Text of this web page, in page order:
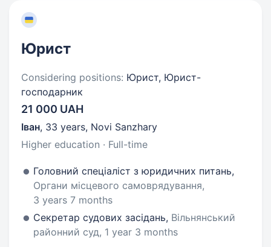
Юрист
Considering positions: Юрист, Юрист-
господарник
21 000 UAH
Іван, 33 years, Novi Sanzhary
Higher education · Full-time
Головний спеціаліст з юридичних питань,
Органи місцевого самоврядування,
3 years 7 months
Секретар судових засідань, Вільнянський
районний суд, 1 year 3 months